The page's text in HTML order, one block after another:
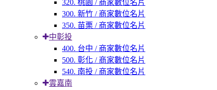
320. 桃園 / 商家數位名片
300. 新竹 / 商家數位名片
350. 苗栗 / 商家數位名片
中彰投
400. 台中 / 商家數位名片
500. 彰化 / 商家數位名片
540. 南投 / 商家數位名片
雲嘉南